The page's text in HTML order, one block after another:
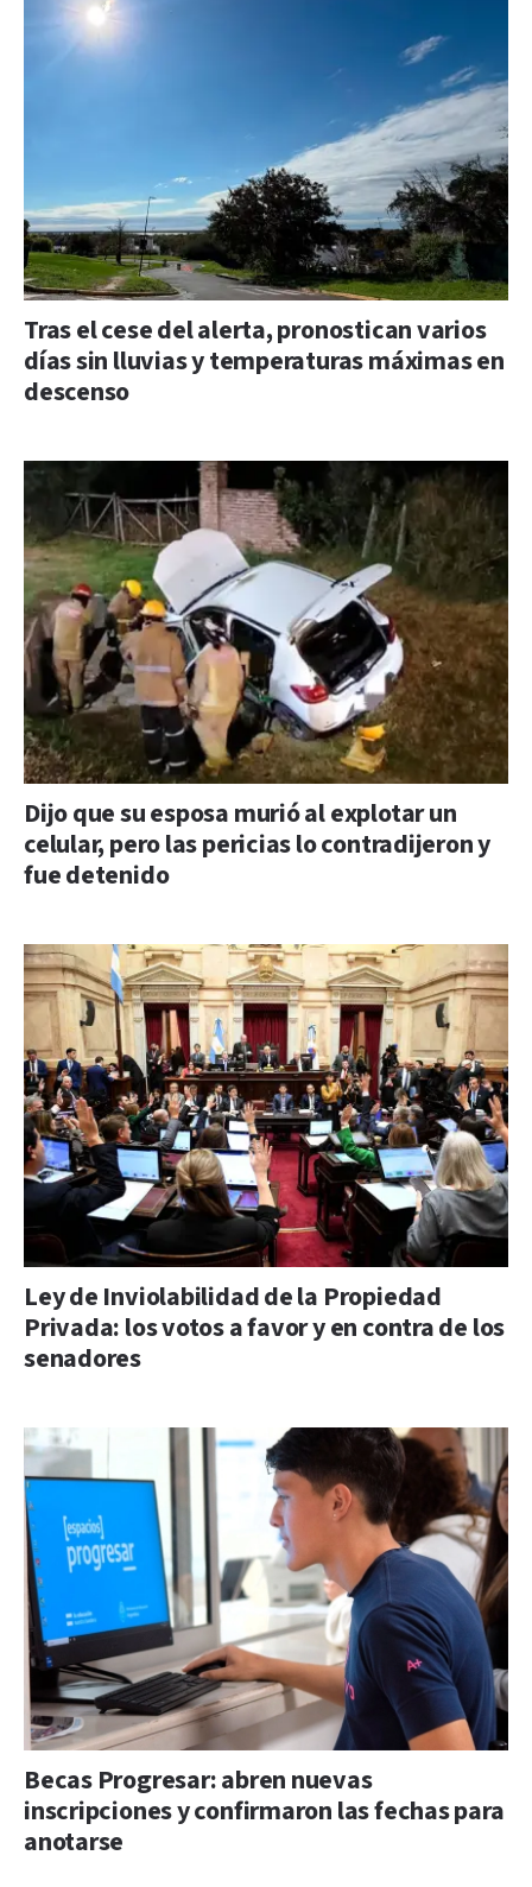
Tras el cese del alerta, pronostican varios
días sin lluvias y temperaturas máximas en
descenso
Dijo que su esposa murió al explotar un
celular, pero las pericias lo contradijeron y
fue detenido
Ley de Inviolabilidad de la Propiedad
Privada: los votos a favor y en contra de los
senadores
Becas Progresar: abren nuevas
inscripciones y confirmaron las fechas para
anotarse